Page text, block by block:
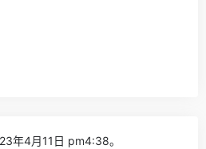
年4月11日 pm4:38。